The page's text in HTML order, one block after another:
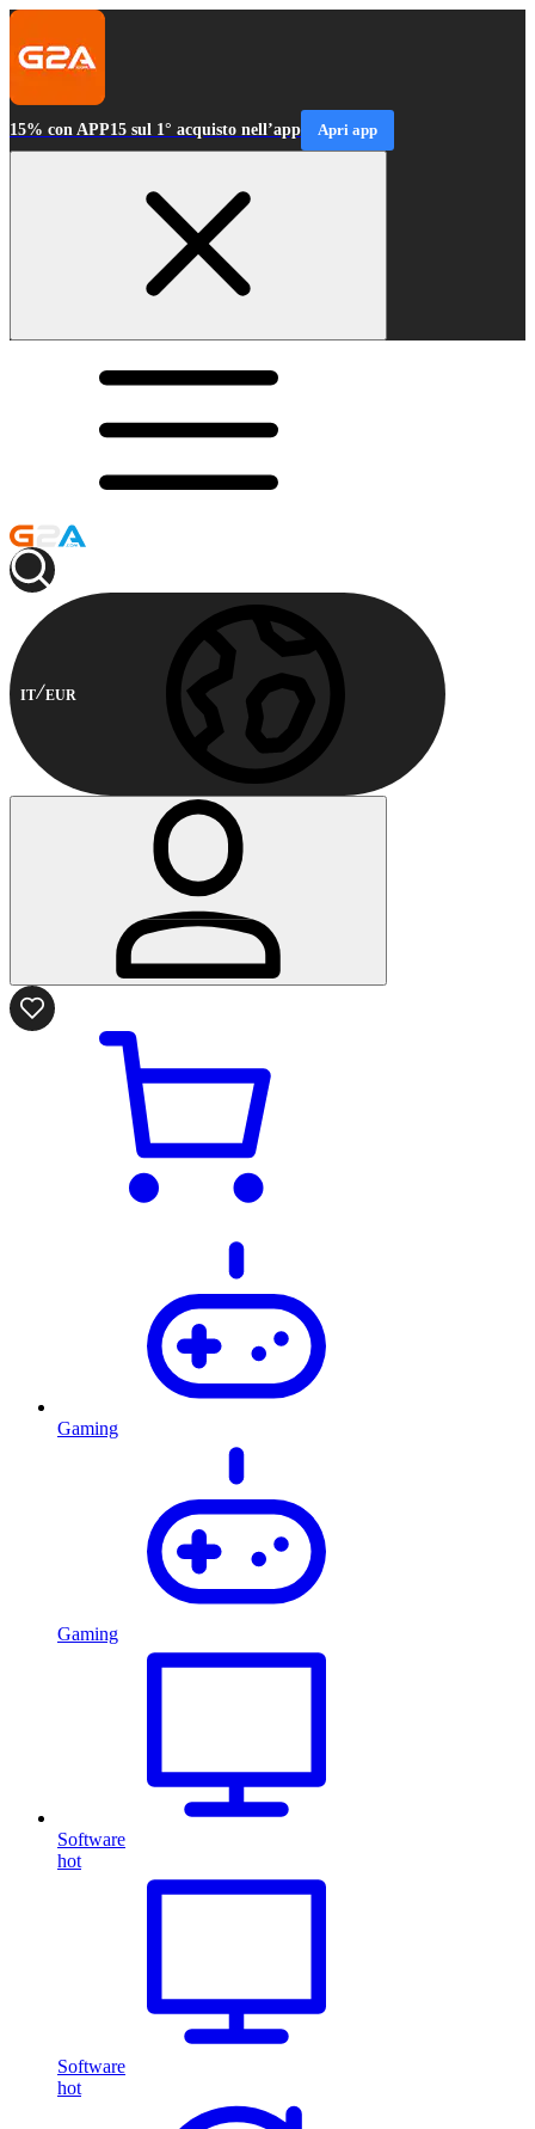
15% con APP15 sul 1° acquisto nell’app Apri app
IT EUR
Gaming
Gaming
Software
hot
Software
hot